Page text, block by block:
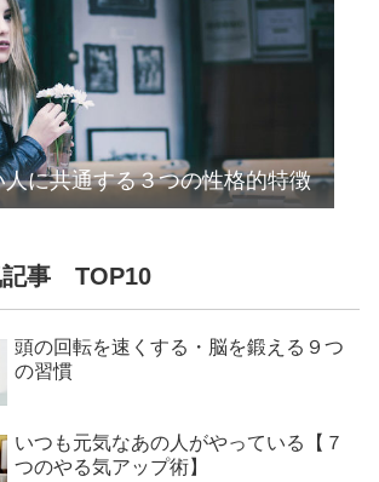
に共通する３つの性格的特徴
記事 TOP10
頭の回転を速くする・脳を鍛える９つ
の習慣
いつも元気なあの人がやっている【７
つのやる気アップ術】